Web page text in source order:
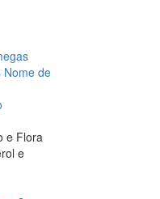
Nome de
e Flora
e